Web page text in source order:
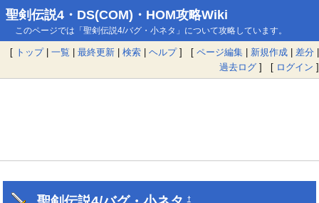
聖剣伝説4・DS(COM)・HOM攻略Wiki
このページでは「聖剣伝説4/バグ・小ネタ」について攻略しています。
[ トップ| 一覧 | 最終更新 | 検索 | ヘルプ] [ ページ編集 | 新規作成 | 差分 |
過去ログ ] [ ログイン ]
†